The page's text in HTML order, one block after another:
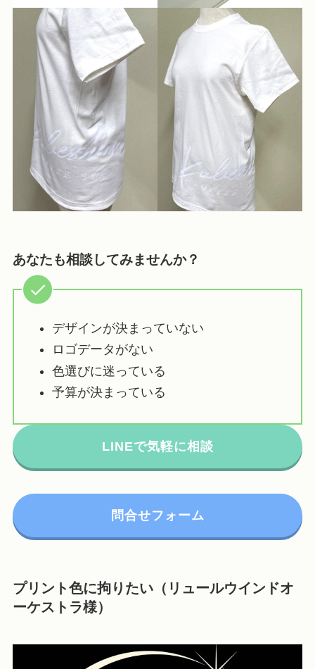
あなたも相談してみませんか？
デザインが決まっていない
ロゴデータがない
色選びに迷っている
予算が決まっている
LINEで気軽に相談
問合せフォーム
プリント色に拘りたい（リュールウインドオ
ーケストラ様）